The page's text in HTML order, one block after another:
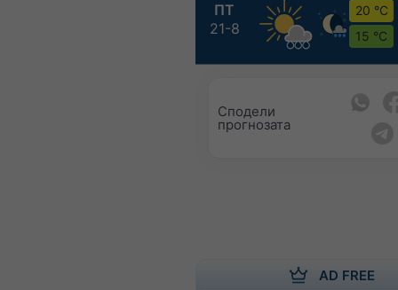
ПТ
21-8
20 °C
15 °C
Сподели
прогнозата
AD FREE